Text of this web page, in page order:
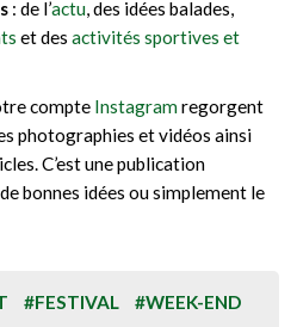
: de l’actu, des idées balades,
et des activités sportives et
compte Instagramregorgent
photographies et vidéos ainsi
C’est une publication
bonnes idées ou simplement le
#FESTIVAL #WEEK-END